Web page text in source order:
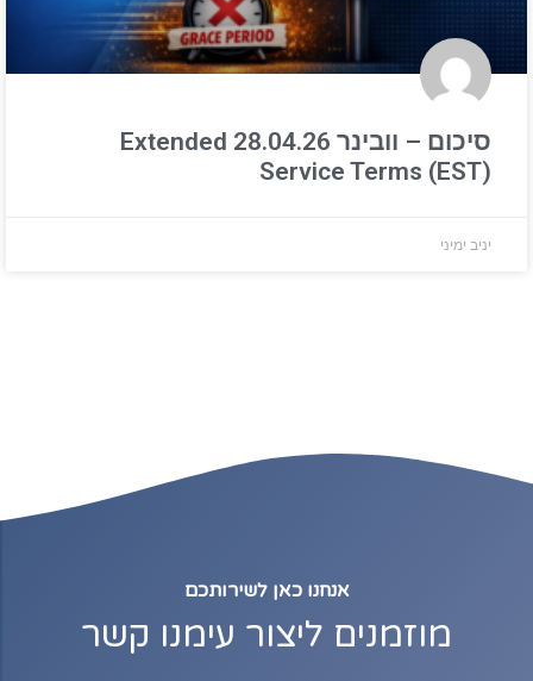
סיכום – וובינר 28.04.26 Extended
Service Terms (EST)
יניב ימיני
אנחנו כאן לשירותכם
מוזמנים ליצור עימנו קשר